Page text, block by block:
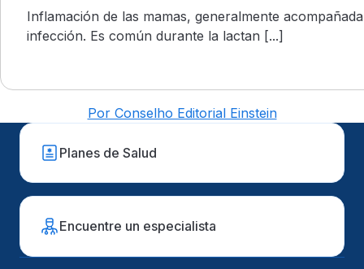
Inflamación de las mamas, generalmente
infección. Es común durante la lactan [...]
Por Conselho Editorial Einstein
Planes de Salud
Encuentre un especialista